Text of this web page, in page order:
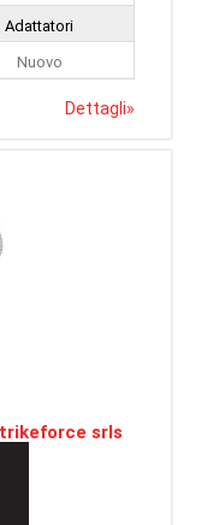
Adattatori
Nuovo
Dettagli»
srls